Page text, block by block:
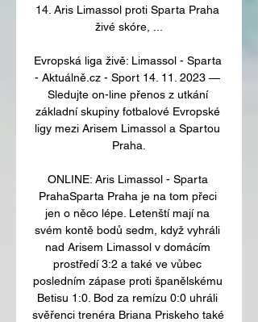
14. Aris Limassol proti Sparta Praha
živé skóre, ...
Evropská liga živě: Limassol - Sparta
- Aktuálně.cz - Sport 14. 11. 2023 —
Sledujte on-line přenos z utkání
základní skupiny fotbalové Evropské
ligy mezi Arisem Limassol a Spartou
Praha.
ONLINE: Aris Limassol - Sparta
PrahaSparta Praha je na tom přeci
jen o něco lépe. Letenští mají na
svém kontě bodů sedm, když vyhráli
nad Arisem Limassol v domácím
prostředí 3:2 a také ve vůbec
posledním zápase proti španělskému
Betisu 1:0. Bod za remízu 0:0 uhráli
svěřenci trenéra Briana Priskeho také